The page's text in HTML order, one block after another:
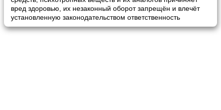
вред здоровью, их незаконный оборот запрещён и влечёт
установленную законодательством ответственность